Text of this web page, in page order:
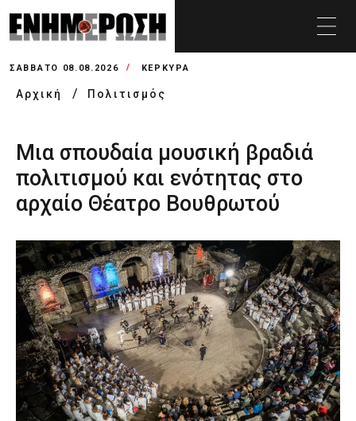
ΣΆΒΒΑΤΟ 08.08.2026 ΚΕΡΚΥΡΑ
Αρχική Πολιτισμός
Μια σπουδαία μουσική βραδιά
πολιτισμού και ενότητας στο
αρχαίο Θέατρο Βουθρωτού